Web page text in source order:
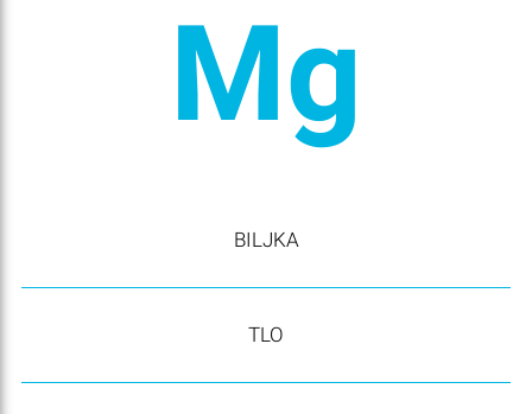
Mg
BILJKA
TLO